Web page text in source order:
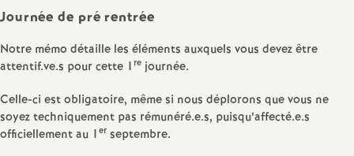
m
e
Journée de pré rentrée
Notre mémo détaille les éléments auxquels vous devez être
attentif.ve.s pour cette 1 re journée.
Celle-ci est obligatoire, même si nous déplorons que vous ne
soyez techniquement pas rémunéré.e.s, puisqu’affecté.e.s
officiellement au 1er septembre.